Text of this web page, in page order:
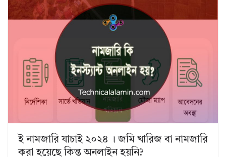
ই নামজারি যাচাই ২০২৪ । জমি খারিজ বা নামজারি
করা হয়েছে কিন্ত অনলাইন হয়নি?